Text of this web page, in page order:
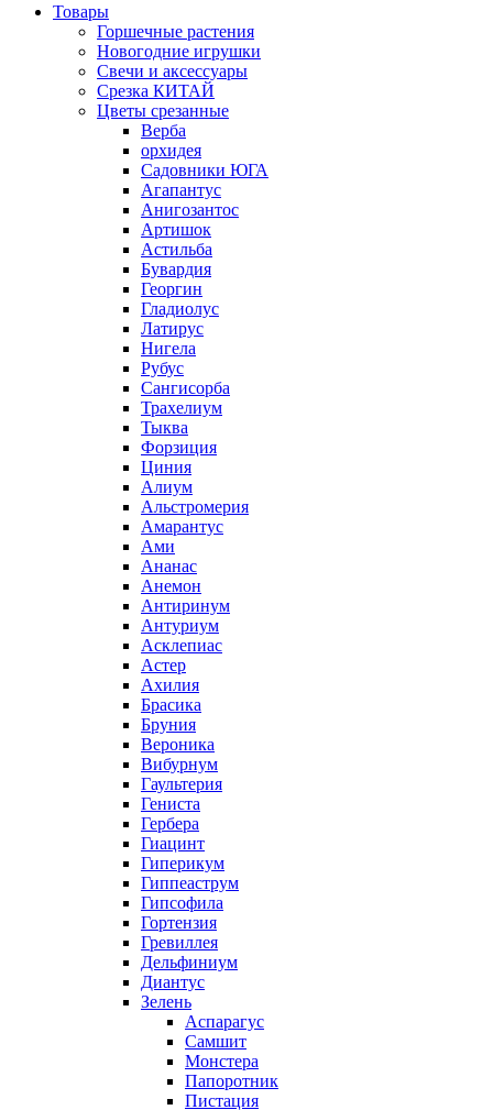
Товары
Горшечные растения
Новогодние игрушки
Свечи и аксессуары
Срезка КИТАЙ
Цветы срезанные
Верба
орхидея
Садовники ЮГА
Агапантус
Анигозантос
Артишок
Астильба
Бувардия
Георгин
Гладиолус
Латирус
Нигела
Рубус
Сангисорба
Трахелиум
Тыква
Форзиция
Циния
Алиум
Альстромерия
Амарантус
Ами
Ананас
Анемон
Антиринум
Антуриум
Асклепиас
Астер
Ахилия
Брасика
Бруния
Вероника
Вибурнум
Гаультерия
Гениста
Гербера
Гиацинт
Гиперикум
Гиппеаструм
Гипсофила
Гортензия
Гревиллея
Дельфиниум
Диантус
Зелень
Аспарагус
Самшит
Монстера
Папоротник
Пистация